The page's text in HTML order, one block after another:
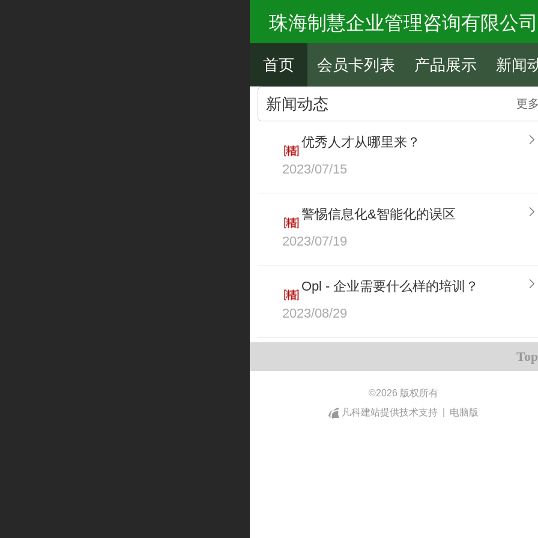
珠海制慧企业管理咨询有限公司
首页 会员卡列表 产品展示 新闻
新闻动态 更多
优秀人才从哪里来？
2023/07/15
警惕信息化&智能化的误区
2023/07/19
Opl - 企业需要什么样的培训？
2023/08/29
Top
©2026 版权所有
凡科建站提供技术支持
电脑版